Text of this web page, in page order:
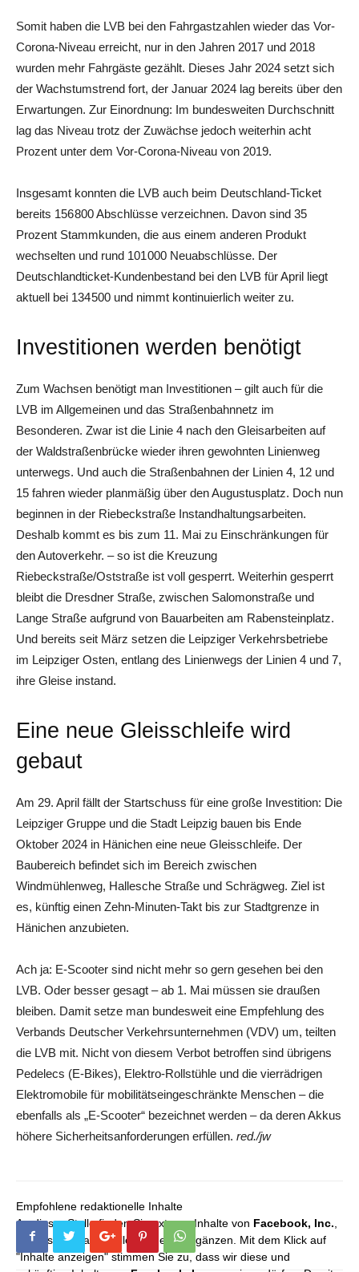
Somit haben die LVB bei den Fahrgastzahlen wieder das Vor-
Corona-Niveau erreicht, nur in den Jahren 2017 und 2018
wurden mehr Fahrgäste gezählt. Dieses Jahr 2024 setzt sich
der Wachstumstrend fort, der Januar 2024 lag bereits über den
Erwartungen. Zur Einordnung: Im bundesweiten Durchschnitt
lag das Niveau trotz der Zuwächse jedoch weiterhin acht
Prozent unter dem Vor-Corona-Niveau von 2019.
Insgesamt konnten die LVB auch beim Deutschland-Ticket
bereits 156 800 Abschlüsse verzeichnen. Davon sind 35
Prozent Stammkunden, die aus einem anderen Produkt
wechselten und rund 101 000 Neuabschlüsse. Der
Deutschlandticket-Kundenbestand bei den LVB für April liegt
aktuell bei 134 500 und nimmt kontinuierlich weiter zu.
Investitionen werden benötigt
Zum Wachsen benötigt man Investitionen – gilt auch für die
LVB im Allgemeinen und das Straßenbahnnetz im
Besonderen. Zwar ist die Linie 4 nach den Gleisarbeiten auf
der Waldstraßenbrücke wieder ihren gewohnten Linienweg
unterwegs. Und auch die Straßenbahnen der Linien 4, 12 und
15 fahren wieder planmäßig über den Augustusplatz. Doch nun
beginnen in der Riebeckstraße Instandhaltungsarbeiten.
Deshalb kommt es bis zum 11. Mai zu Einschränkungen für
den Autoverkehr. – so ist die Kreuzung
Riebeckstraße/Oststraße ist voll gesperrt. Weiterhin gesperrt
bleibt die Dresdner Straße, zwischen Salomonstraße und
Lange Straße aufgrund von Bauarbeiten am Rabensteinplatz.
Und bereits seit März setzen die Leipziger Verkehrsbetriebe
im Leipziger Osten, entlang des Linienwegs der Linien 4 und 7,
ihre Gleise instand.
Eine neue Gleisschleife wird
gebaut
Am 29. April fällt der Startschuss für eine große Investition: Die
Leipziger Gruppe und die Stadt Leipzig bauen bis Ende
Oktober 2024 in Hänichen eine neue Gleisschleife. Der
Baubereich befindet sich im Bereich zwischen
Windmühlenweg, Hallesche Straße und Schrägweg. Ziel ist
es, künftig einen Zehn-Minuten-Takt bis zur Stadtgrenze in
Hänichen anzubieten.
Ach ja: E-Scooter sind nicht mehr so gern gesehen bei den
LVB. Oder besser gesagt – ab 1. Mai müssen sie draußen
bleiben. Damit setze man bundesweit eine Empfehlung des
Verbands Deutscher Verkehrsunternehmen (VDV) um, teilten
die LVB mit. Nicht von diesem Verbot betroffen sind übrigens
Pedelecs (E-Bikes), Elektro-Rollstühle und die vierrädrigen
Elektromobile für mobilitätseingeschränkte Menschen – die
ebenfalls als „E-Scooter“ bezeichnet werden – da deren Akkus
höhere Sicherheitsanforderungen erfüllen. red./jw
Empfohlene redaktionelle Inhalte
An dieser Stelle finden Sie externe Inhalte von Facebook, Inc.
die unser redaktionelles Angebot ergänzen. Mit dem Klick auf
"Inhalte anzeigen" stimmen Sie zu, dass wir diese und